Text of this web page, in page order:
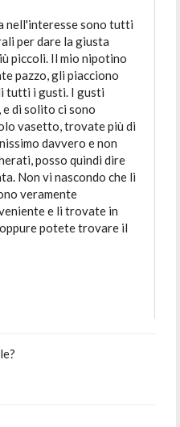
nell'interesse sono tutti
per dare la giusta
piccoli. Il mio nipotino
pazzo, gli piacciono
tutti i gusti. I gusti
di solito ci sono
vasetto, trovate più di
davvero e non
posso quindi dire
Non vi nascondo che li
veramente
e li trovate in
potete trovare il